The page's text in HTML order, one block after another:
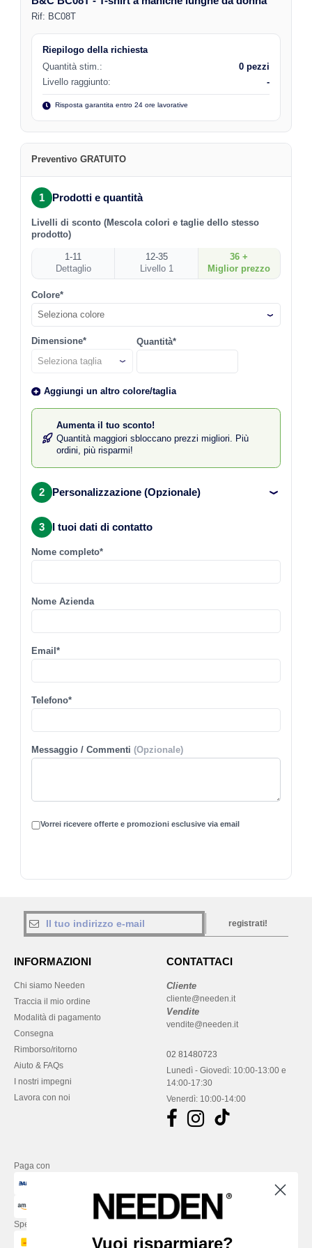
Rif: BC08T
Riepilogo della richiesta
Quantità stim.:
0 pezzi
Livello raggiunto:
-
Risposta garantita entro 24 ore lavorative
Preventivo GRATUITO
1 Prodotti e quantità
Livelli di sconto (Mescola colori e taglie dello stesso
prodotto)
1-11
Dettaglio
12-35
Livello 1
36 +
Miglior prezzo
Colore*
Seleziona colore
Dimensione* Quantità*
Aggiungi un altro colore/taglia
Aumenta il tuo sconto!
Quantità maggiori sbloccano prezzi migliori. Più
ordini, più risparmi!
2 Personalizzazione (Opzionale)
3 I tuoi dati di contatto
Nome completo*
Nome Azienda
Email*
Telefono*
Messaggio / Commenti(Opzionale)
Vorrei ricevere offerte e promozioni esclusive via email
registrati!
INFORMAZIONI
Chi siamo Needen
Traccia il mio ordine
Modalità di pagamento
Consegna
Rimborso/ritorno
Aiuto & FAQs
I nostri impegni
Lavora con noi
CONTATTACI
Cliente
cliente@needen.it
Vendite
vendite@needen.it
02 81480723
Lunedì - Giovedì: 10:00-13:00 e
14:00-17:30
Venerdì: 10:00-14:00
Paga con
Spediamo con
Vuoi risparmiare?